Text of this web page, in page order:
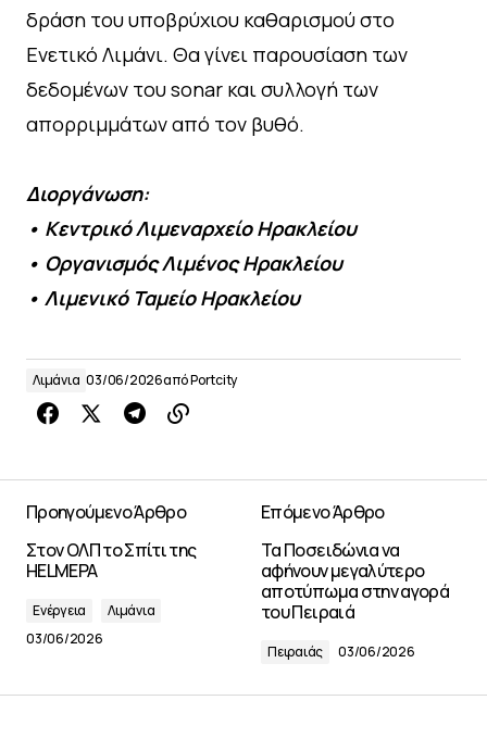
δράση του υποβρύχιου καθαρισμού στο
Ενετικό Λιμάνι. Θα γίνει παρουσίαση των
δεδομένων του sonar και συλλογή των
απορριμμάτων από τον βυθό.
Διοργάνωση:
• Κεντρικό Λιμεναρχείο Ηρακλείου
• Οργανισμός Λιμένος Ηρακλείου
• Λιμενικό Ταμείο Ηρακλείου
Λιμάνια 03/06/2026απόPortcity
Προηγούμενο Άρθρο
Στον ΟΛΠ το Σπίτι της
HELMEPA
Ενέργεια
Λιμάνια
03/06/2026
Επόμενο Άρθρο
Τα Ποσειδώνια να
αφήνουν μεγαλύτερο
αποτύπωμα στην αγορά
του Πειραιά
Πειραιάς 03/06/2026